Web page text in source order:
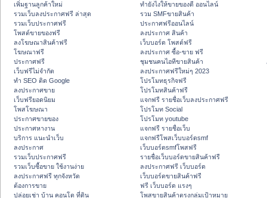
เพิ่มฐานลูกค้าใหม่
รวมเว็บลงประกาศฟรี ล่าสุด
รวมเว็บประกาศฟรี
โพสต์ขายของฟรี
ลงโฆษณาสินค้าฟรี
โฆษณาฟรี
ประกาศฟรี
เว็บฟรีไม่จำกัด
ทำ SEO ติด Google
ลงประกาศขาย
เว็บฟรียอดนิยม
โพสโฆษณา
ประกาศขายของ
ประกาศหางาน
บริการ แนะนำเว็บ
ลงประกาศ
รวมเว็บประกาศฟรี
รวมเว็บซื้อขาย ใช้งานง่าย
ลงประกาศฟรี ทุกจังหวัด
ต้องการขาย
ปล่อยเช่า บ้าน คอนโด ที่ดิน
ทํายังไงให้ขายของดี ออนไลน์
รวม SMFขายสินค้า
ประกาศฟรีออนไลน์
ลงประกาศ สินค้า
เว็บบอร์ด โพสต์ฟรี
ลงประกาศ ซื้อ-ขาย ฟรี
ชุมชนคนไอทีขายสินค้า
ลงประกาศฟรีใหม่ๆ 2023
โปรโมทธุรกิจฟรี
โปรโมทสินค้าฟรี
แจกฟรี รายชื่อเว็บลงประกาศฟรี
โปรโมท Social
โปรโมท youtube
แจกฟรี รายชื่อเว็บ
แจกฟรีโพสเว็บบอร์ดsmf
เว็บบอร์ดsmfโพสฟรี
รายชื่อเว็บบอร์ดขายสินค้าฟรี
ลงประกาศฟรี เว็บบอร์ด
เว็บบอร์ดขายสินค้าฟรี
ฟรี เว็บบอร์ด แรงๆ
โพสขายสินค้าตรงกลุ่มเป้าหมาย